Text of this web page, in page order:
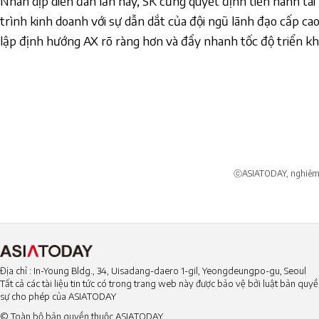
trình kinh doanh với sự dẫn dắt của đội ngũ lãnh đạo cấp
lập định hướng AX rõ ràng hơn và đẩy nhanh tốc độ triển
ⓒASIATODAY,
Địa chỉ : In-Young Bldg., 34, Uisadang-daero 1-gil, Yeongdeungpo-gu, Seoul
Tất cả các tài liệu tin tức có trong trang web này được bảo vệ bởi luật bản
sự cho phép của ASIATODAY
© Toàn bộ bản quyền thuộc ASIATODAY